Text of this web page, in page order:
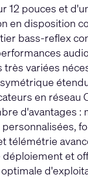
12 pouces et
en disposition
bass-reflex
très variées
en réseau
d'avantages :
personnalisées,
télémétrie
déploiement et